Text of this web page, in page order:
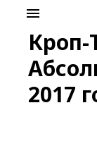
content
menu
Кроп-
2017